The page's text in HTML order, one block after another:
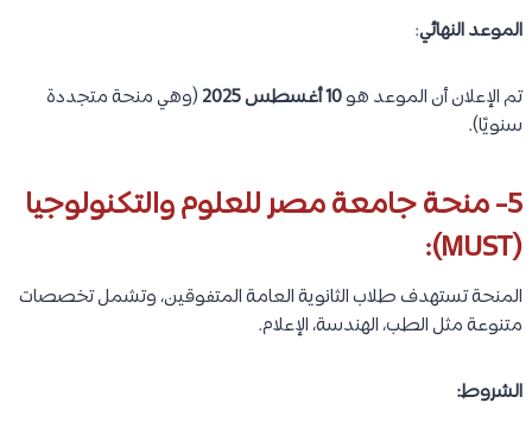
الموعد النهائي:
تم الإعلان أن الموعد هو10 أغسطس 2025
(وهي منحة متجددة
سنويًا).
5- منحة جامعة مصر للعلوم والتكنولوجيا
(MUST):
المنحة تستهدف طلاب الثانوية العامة المتفوقين، وتشمل تخصصات
متنوعة مثل الطب، الهندسة، الإعلام.
الشروط: